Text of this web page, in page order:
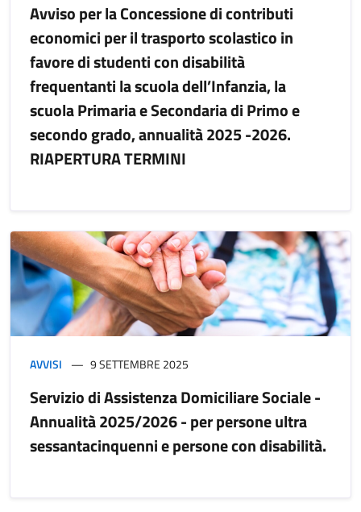
Avviso per la Concessione di contributi
economici per il trasporto scolastico in
favore di studenti con disabilità
frequentanti la scuola dell’Infanzia, la
scuola Primaria e Secondaria di Primo e
secondo grado, annualità 2025 -2026.
RIAPERTURA TERMINI
AVVISI 9 SETTEMBRE 2025
Servizio di Assistenza Domiciliare Sociale -
Annualità 2025/2026 - per persone ultra
sessantacinquenni e persone con disabilità.